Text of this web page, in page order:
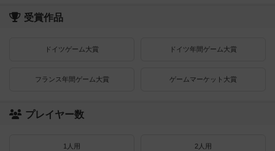
受賞作品
ドイツゲーム大賞 ドイツ年間ゲーム大賞
フランス年間ゲーム大賞 ゲームマーケット大賞
プレイヤー数
1人用 2人用